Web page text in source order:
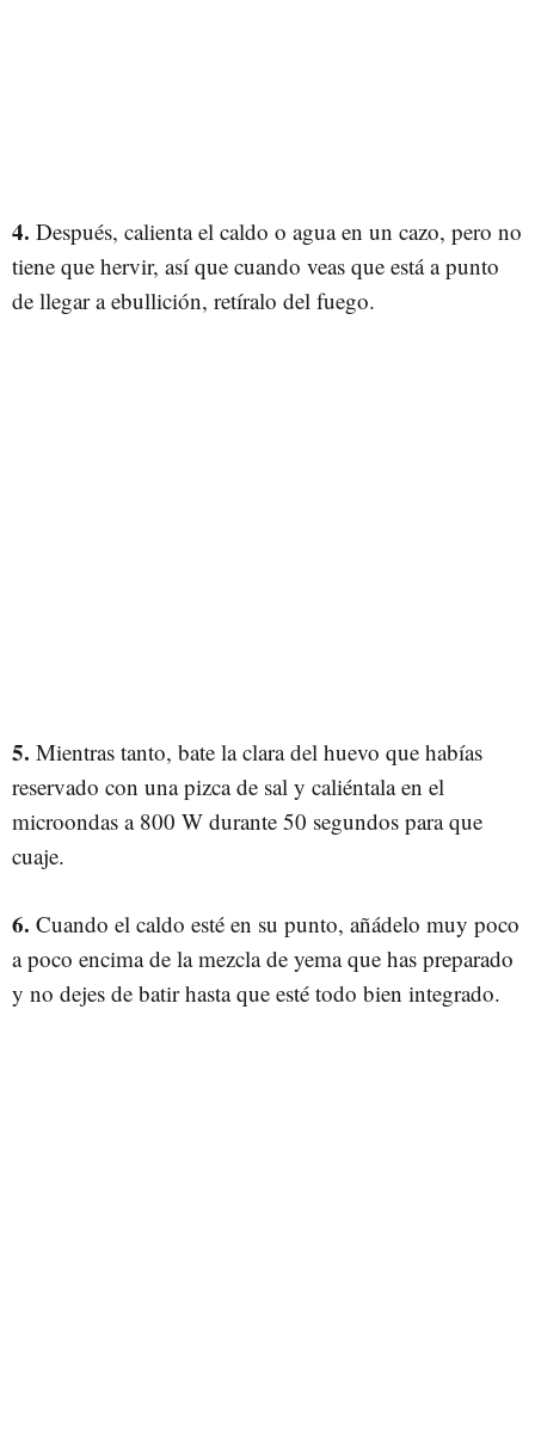
4. Después, calienta el caldo o agua en un cazo, pero no
tiene que hervir, así que cuando veas que está a punto
de llegar a ebullición, retíralo del fuego.
5. Mientras tanto, bate la clara del huevo que habías
reservado con una pizca de sal y caliéntala en el
microondas a 800 W durante 50 segundos para que
cuaje.
6. Cuando el caldo esté en su punto, añádelo muy poco
a poco encima de la mezcla de yema que has preparado
y no dejes de batir hasta que esté todo bien integrado.